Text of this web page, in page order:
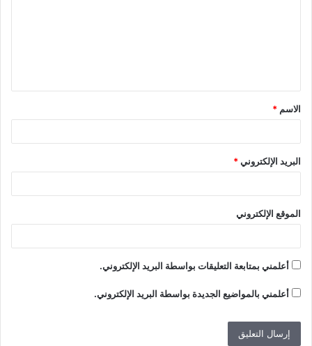
ق
*
الاسم *
البريد الإلكتروني*
الموقع الإلكتروني
أعلمني بمتابعة التعليقات بواسطة البريد الإلكتروني.
أعلمني بالمواضيع الجديدة بواسطة البريد الإلكتروني.